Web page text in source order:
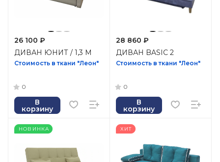
26 100 ₽
ДИВАН ЮНИТ / 1,3 М
Стоимость в ткани "Леон"
0
В
корзину
28 860 ₽
ДИВАН BASIC 2
Стоимость в ткани "Леон"
0
В
корзину
НОВИНКА ХИТ